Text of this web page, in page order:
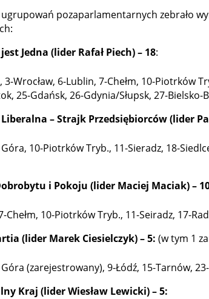
pozaparlamentarnych zebrało
Jedna (lider Rafał Piech) – 18:
3-Wrocław, 6-Lublin, 7-Chełm, 10-Piotrków
25-Gdańsk, 26-Gdynia/Słupsk, 27-Bielsko-
– Strajk Przedsiębiorców (lider
10-Piotrków Tryb., 11-Sieradz, 18-
i Pokoju (lider Maciej Maciak) –
Chełm, 10-Piotrków Tryb., 11-Seiradz, 17-
(lider Marek Ciesielczyk) – 5: (w tym 1
(zarejestrowany), 9-Łódź, 15-Tarnów,
Kraj (lider Wiesław Lewicki) – 5: